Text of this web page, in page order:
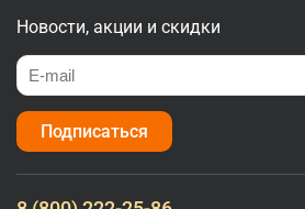
Новости, акции и скидки
Подписаться